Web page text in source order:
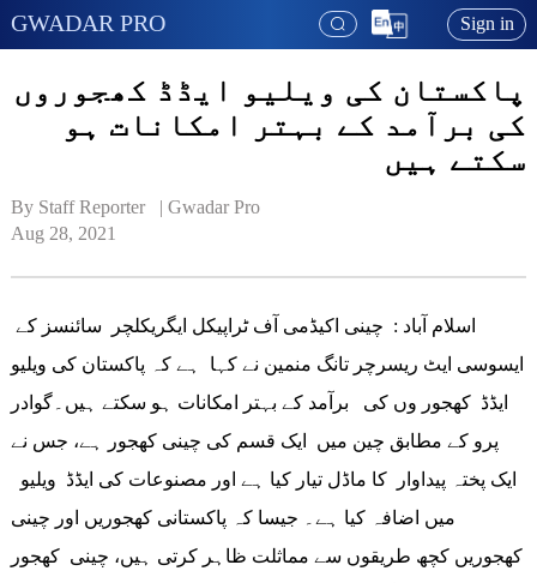
GWADAR PRO Sign in
پاکستان کی ویلیو ایڈڈ کھجوروں
کی برآمد کے بہتر امکانات ہو
سکتے ہیں
By Staff Reporter   | Gwadar Pro
Aug 28, 2021
ایسوسی ایٹ ریسرچر تانگ منمین نے کہا ہے کہ پاکستان کی ویلیو
ایڈڈ کھجور وں کی برآمد کے بہتر امکانات ہو سکتے ہیں۔گوادر
پرو کے مطابق چین میں ایک قسم کی چینی کھجور ہے، جس نے
ایک پختہ پیداوار کا ماڈل تیار کیا ہے اور مصنوعات کی ایڈڈ ویلیو
میں اضافہ کیا ہے۔ جیسا کہ پاکستانی کھجوریں اور چینی
کھجوریں کچھ طریقوں سے مماثلت ظاہر کرتی ہیں، چینی کھجور